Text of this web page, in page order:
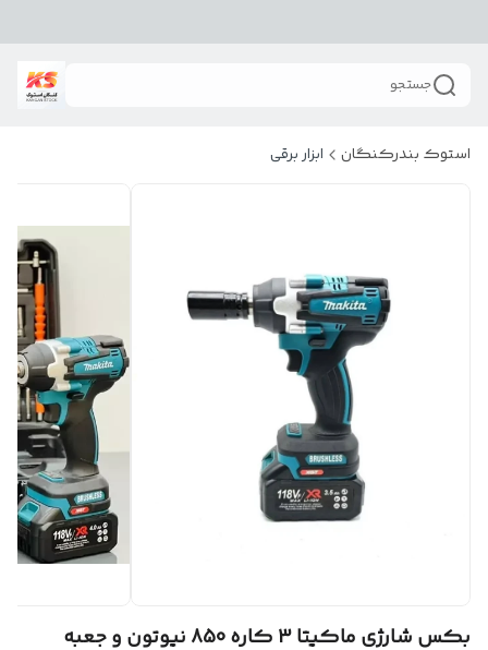
جستجو
استوک بندرکنگان ابزار برقی
بکس شارژی ماکیتا 3 کاره 850 نیوتون و جعبه